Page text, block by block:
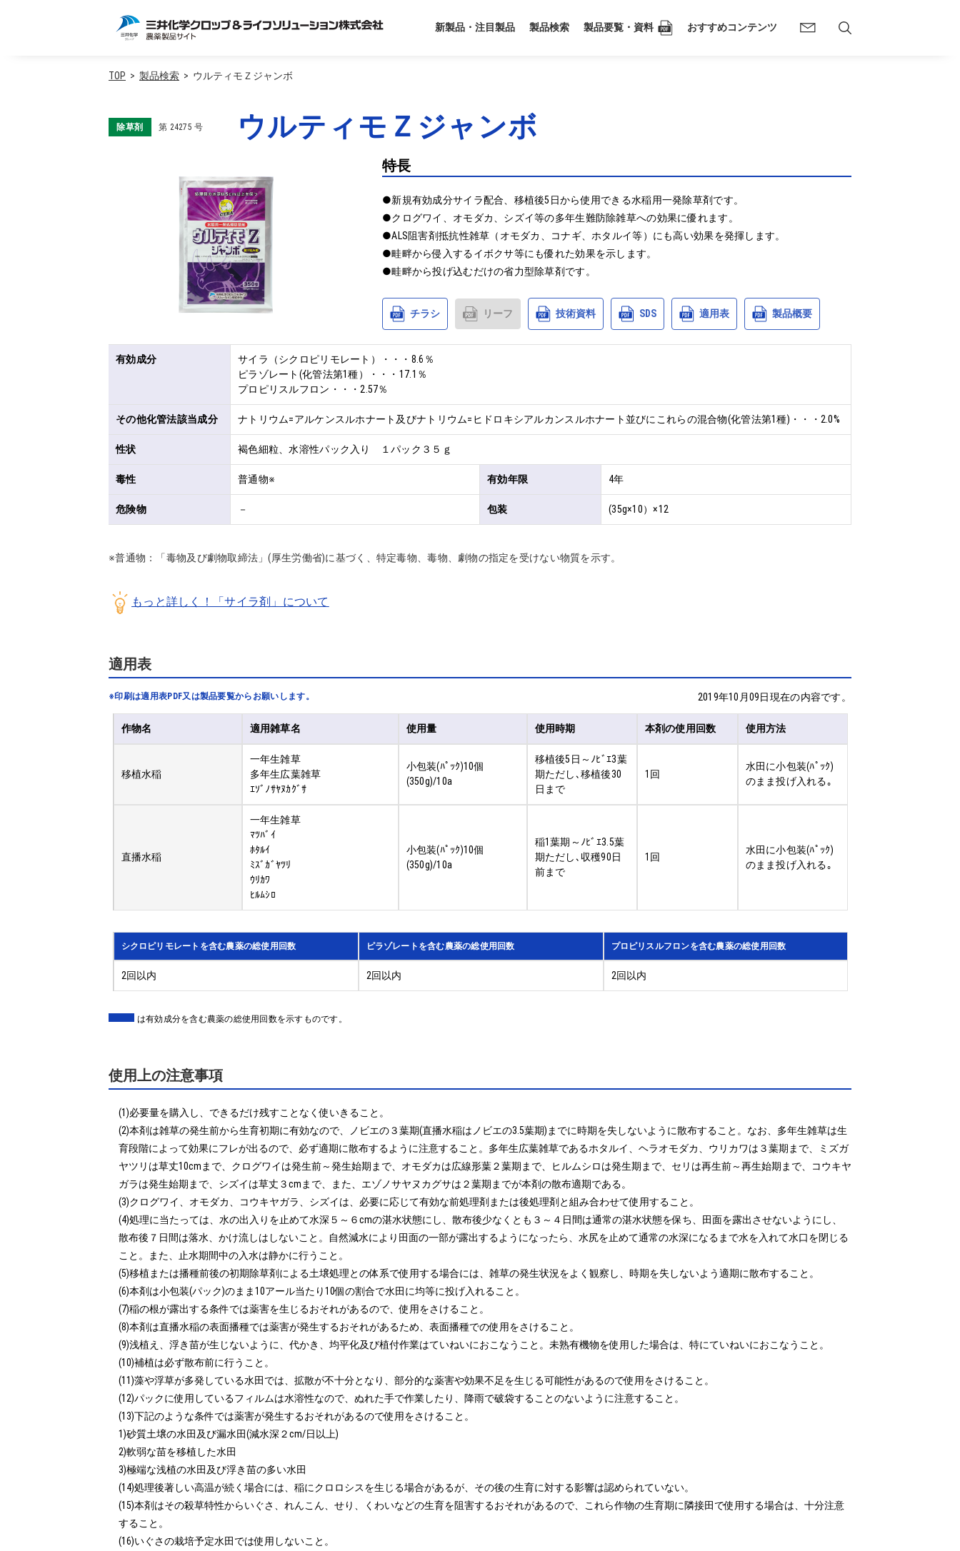
新製品・注目製品 製品検索 製品要覧・資料 おすすめコンテンツ
TOP 製品検索 ウルティモＺジャンボ
除草剤 第 24275号 ウルティモＺジャンボ
特長
●新規有効成分サイラ配合、移植後5日から使用できる水稲用一発除草剤です。
●クログワイ、オモダカ、シズイ等の多年生難防除雑草への効果に優れます。
●ALS阻害剤抵抗性雑草（オモダカ、コナギ、ホタルイ等）にも高い効果を発揮します。
●畦畔から侵入するイボクサ等にも優れた効果を示します。
●畦畔から投げ込むだけの省力型除草剤です。
チラシ リーフ 技術資料 SDS 適用表 製品概要
有効成分
サイラ（シクロピリモレート）・・・8.6％
ピラゾレート(化管法第1種）・・・17.1％
プロピリスルフロン・・・2.57％
その他化管法該当成分 ナトリウム=アルケンスルホナート及びナトリウム=ヒドロキシアルカンスルホナート並びにこれらの混合物(化管法第1種)・・・2.0%
性状 褐色細粒、水溶性パック入り １パック３５ｇ
毒性 普通物※ 有効年限 4年
危険物 － 包装 (35g×10）×12
※普通物：「毒物及び劇物取締法」(厚生労働省)に基づく、特定毒物、毒物、劇物の指定を受けない物質を示す。
もっと詳しく！「サイラ剤」について
適用表
※印刷は適用表PDF又は製品要覧からお願いします。 2019年10月09日現在の内容です。
作物名 適用雑草名 使用量 使用時期 本剤の使用回数 使用方法
移植水稲
一年生雑草
多年生広葉雑草
ｴｿﾞﾉｻﾔﾇｶｸﾞｻ
小包装(ﾊﾟｯｸ)10個
(350g)/10a
移植後5日～ﾉﾋﾞｴ3葉
期ただし､移植後30
日まで
1回
水田に小包装(ﾊﾟｯｸ)
のまま投げ入れる｡
直播水稲
一年生雑草
ﾏﾂﾊﾞｲ
ﾎﾀﾙｲ
ﾐｽﾞｶﾞﾔﾂﾘ
ｳﾘｶﾜ
ﾋﾙﾑｼﾛ
小包装(ﾊﾟｯｸ)10個
(350g)/10a
稲1葉期～ﾉﾋﾞｴ3.5葉
期ただし､収穫90日
前まで
1回
水田に小包装(ﾊﾟｯｸ)
のまま投げ入れる｡
シクロピリモレートを含む農薬の総使用回数 ピラゾレートを含む農薬の総使用回数 プロピリスルフロンを含む農薬の総使用回数
2回以内 2回以内 2回以内
は有効成分を含む農薬の総使用回数を示すものです。
使用上の注意事項
(1)必要量を購入し、できるだけ残すことなく使いきること。
(2)本剤は雑草の発生前から生育初期に有効なので、ノビエの３葉期(直播水稲はノビエの3.5葉期)までに時期を失しないように散布すること。なお、多年生雑草は生
育段階によって効果にフレが出るので、必ず適期に散布するように注意すること。多年生広葉雑草であるホタルイ、ヘラオモダカ、ウリカワは３葉期まで、ミズガ
ヤツリは草丈10cmまで、クログワイは発生前～発生始期まで、オモダカは広線形葉２葉期まで、ヒルムシロは発生期まで、セリは再生前～再生始期まで、コウキヤ
ガラは発生始期まで、シズイは草丈３cmまで、また、エゾノサヤヌカグサは２葉期までが本剤の散布適期である。
(3)クログワイ、オモダカ、コウキヤガラ、シズイは、必要に応じて有効な前処理剤または後処理剤と組み合わせて使用すること。
(4)処理に当たっては、水の出入りを止めて水深５～６cmの湛水状態にし、散布後少なくとも３～４日間は通常の湛水状態を保ち、田面を露出させないようにし、
散布後７日間は落水、かけ流しはしないこと。自然減水により田面の一部が露出するようになったら、水尻を止めて通常の水深になるまで水を入れて水口を閉じる
こと。また、止水期間中の入水は静かに行うこと。
(5)移植または播種前後の初期除草剤による土壌処理との体系で使用する場合には、雑草の発生状況をよく観察し、時期を失しないよう適期に散布すること。
(6)本剤は小包装(パック)のまま10アール当たり10個の割合で水田に均等に投げ入れること。
(7)稲の根が露出する条件では薬害を生じるおそれがあるので、使用をさけること。
(8)本剤は直播水稲の表面播種では薬害が発生するおそれがあるため、表面播種での使用をさけること。
(9)浅植え、浮き苗が生じないように、代かき、均平化及び植付作業はていねいにおこなうこと。未熟有機物を使用した場合は、特にていねいにおこなうこと。
(10)補植は必ず散布前に行うこと。
(11)藻や浮草が多発している水田では、拡散が不十分となり、部分的な薬害や効果不足を生じる可能性があるので使用をさけること。
(12)パックに使用しているフィルムは水溶性なので、ぬれた手で作業したり、降雨で破袋することのないように注意すること。
(13)下記のような条件では薬害が発生するおそれがあるので使用をさけること。
1)砂質土壌の水田及び漏水田(減水深２cm/日以上)
2)軟弱な苗を移植した水田
3)極端な浅植の水田及び浮き苗の多い水田
(14)処理後著しい高温が続く場合には、稲にクロロシスを生じる場合があるが、その後の生育に対する影響は認められていない。
(15)本剤はその殺草特性からいぐさ、れんこん、せり、くわいなどの生育を阻害するおそれがあるので、これら作物の生育期に隣接田で使用する場合は、十分注意
すること。
(16)いぐさの栽培予定水田では使用しないこと。